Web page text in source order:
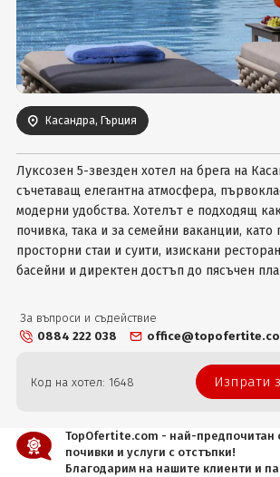
Услуги
Вход
Касандра, Гърция
Луксозен 5-звезден хотел на брега на
съчетаващ елегантна атмосфера,
модерни удобства. Хотелът е подходящ
почивка, така и за семейни ваканции, като
просторни стаи и суити, изискани
басейни и директен достъп до пясъчен
За въпроси и съдействие
0884 222 038
Код на хотел: 1648 Изпрати
TopOfertite.com - най-предпочитан
почивки и услуги с отстъпки!
Благодарим на нашите клиенти и